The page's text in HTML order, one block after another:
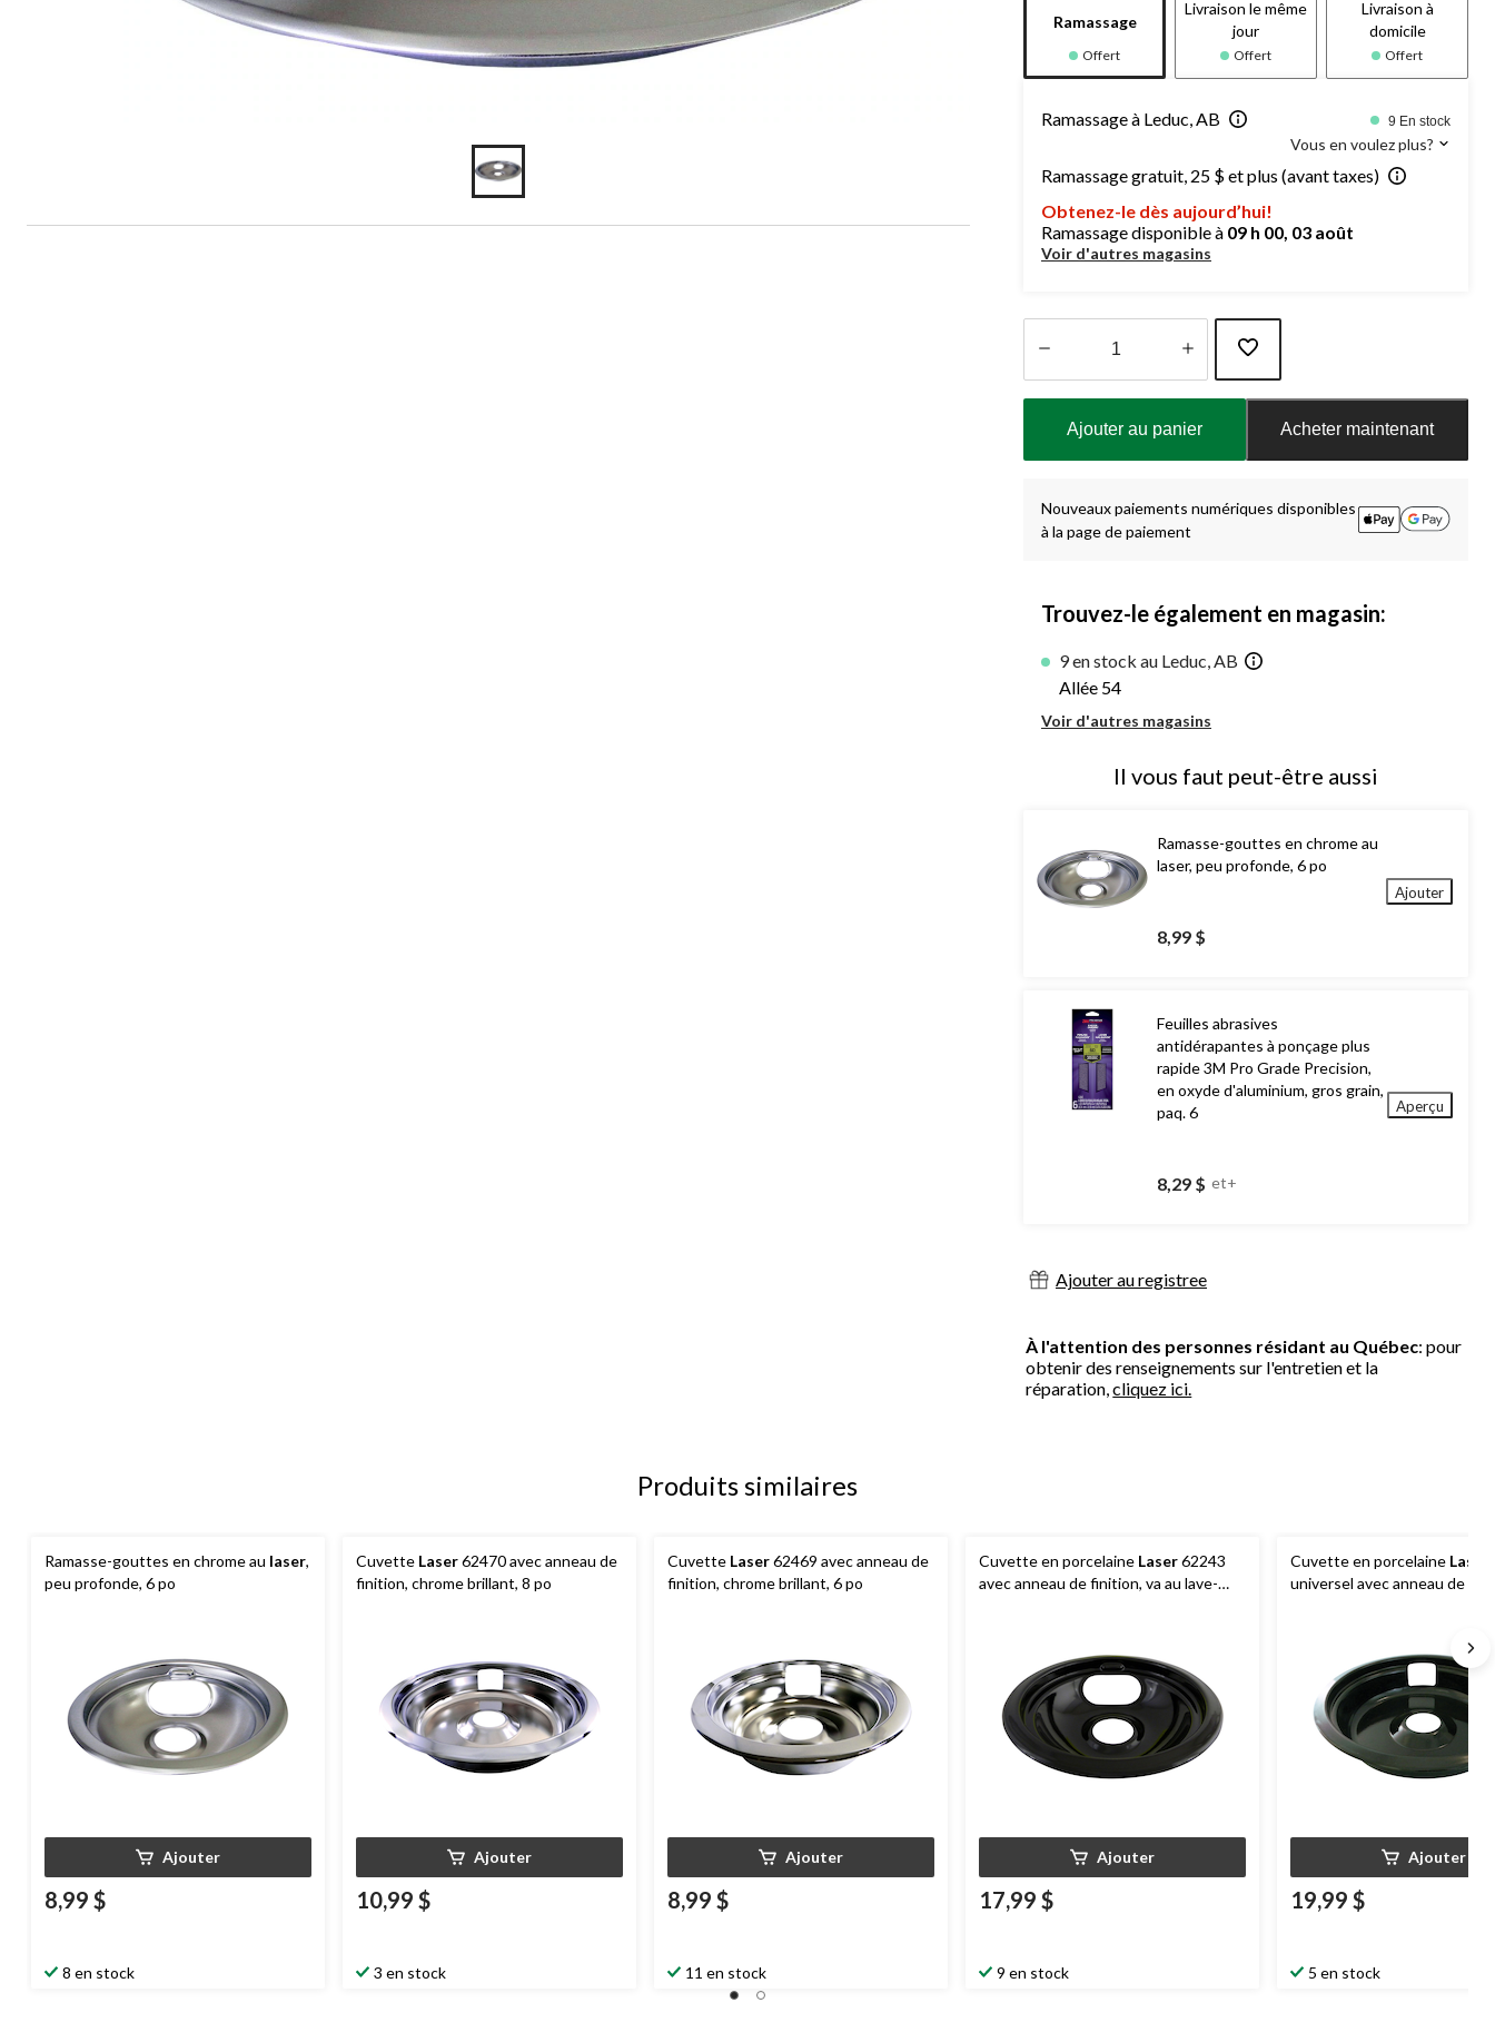
Ramassage
Offert
Livraison le même
jour
Offert
Livraison à
domicile
Offert
Ramassage à Leduc, AB 9 En stock
Vous en voulez plus?
Ramassage gratuit, 25 $ et plus (avant taxes)
Obtenez-le dès aujourd’hui!
Ramassage disponible à 09 h 00, 03 août
Voir d'autres magasins
Ajouter au panier Acheter maintenant
Nouveaux paiements numériques disponibles
à la page de paiement
Trouvez-le également en magasin:
9 en stock au Leduc, AB
Allée 54
Voir d'autres magasins
Il vous faut peut-être aussi
Ramasse-gouttes en chrome au
laser, peu profonde, 6 po
8,99 $
Ajouter
Feuilles abrasives
antidérapantes à ponçage plus
rapide 3M Pro Grade Precision,
en oxyde d'aluminium, gros grain,
paq. 6
8,29 $ et+
Aperçu
Ajouter au registree
À l'attention des personnes résidant au Québec: pour
obtenir des renseignements sur l'entretien et la
réparation,cliquez ici.
Produits similaires
Ramasse-gouttes en chrome au laser,
peu profonde, 6 po
Ajouter
8,99 $
8 en stock
Cuvette Laser62470 avec anneau de
finition, chrome brillant, 8 po
Ajouter
10,99 $
3 en stock
Cuvette Laser62469 avec anneau de
finition, chrome brillant, 6 po
Ajouter
8,99 $
11 en stock
Cuvette en porcelaine Laser62243
avec anneau de finition, va au lave-
Ajouter
17,99 $
9 en stock
Cuvette en porcelaine Laser
universel avec anneau de
Ajouter
19,99 $
5 en stock